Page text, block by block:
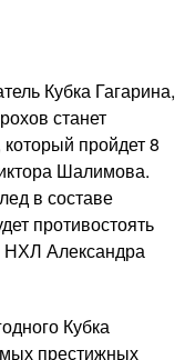
Кубка Гагарина,
станет
пройдет 8
Шалимова.
в составе
противостоять
НХЛ Александра
Кубка
престижных